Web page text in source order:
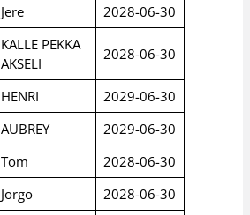
Jere 2028-06-30
KALLE PEKKA
AKSELI
2028-06-30
HENRI
2029-06-30
AUBREY
2029-06-30
Tom
2028-06-30
Jorgo
2028-06-30